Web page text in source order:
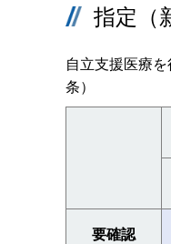
指定（
自立支援医療
条）
要確認